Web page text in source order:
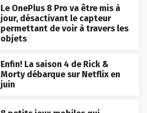
Le OnePlus 8 Pro va être mis à
jour, désactivant le capteur
permettant de voir à travers les
objets
Enfin! La saison 4 de Rick &
Morty débarque sur Netflix en
juin